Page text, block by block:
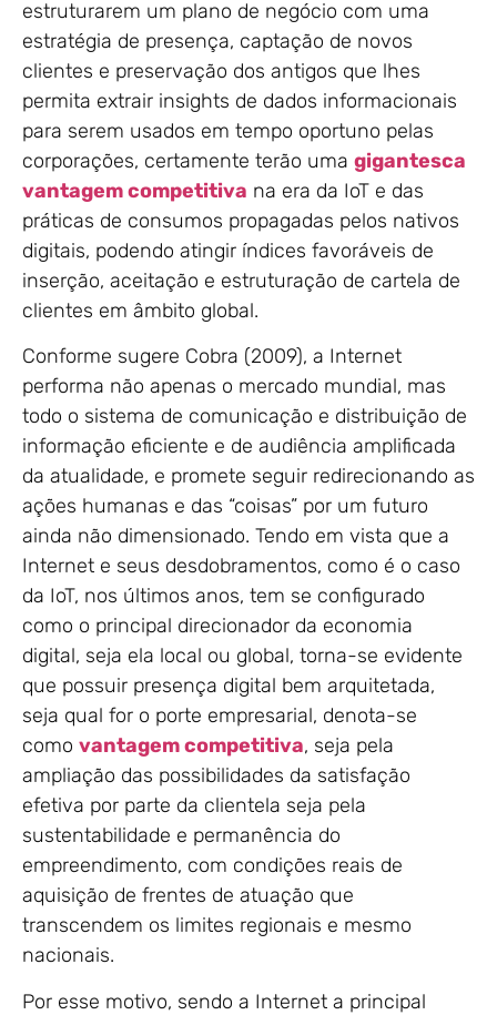
estruturarem um plano de negócio com uma
estratégia de presença, captação de novos
clientes e preservação dos antigos que lhes
permita extrair insights de dados informacionais
para serem usados em tempo oportuno pelas
corporações, certamente terão uma gigantesca
vantagem competitiva na era da IoT e das
práticas de consumos propagadas pelos nativos
digitais, podendo atingir índices favoráveis de
inserção, aceitação e estruturação de cartela de
clientes em âmbito global.
Conforme sugere Cobra (2009), a Internet
performa não apenas o mercado mundial, mas
todo o sistema de comunicação e distribuição de
informação eficiente e de audiência amplificada
da atualidade, e promete seguir redirecionando as
ações humanas e das “coisas” por um futuro
ainda não dimensionado. Tendo em vista que a
Internet e seus desdobramentos, como é o caso
da IoT, nos últimos anos, tem se configurado
como o principal direcionador da economia
digital, seja ela local ou global, torna-se evidente
que possuir presença digital bem arquitetada,
seja qual for o porte empresarial, denota-se
como vantagem competitiva, seja pela
ampliação das possibilidades da satisfação
efetiva por parte da clientela seja pela
sustentabilidade e permanência do
empreendimento, com condições reais de
aquisição de frentes de atuação que
transcendem os limites regionais e mesmo
nacionais.
Por esse motivo, sendo a Internet a principal